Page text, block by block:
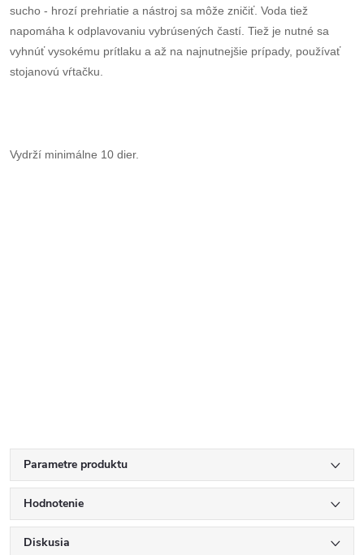
sucho - hrozí prehriatie a nástroj sa môže zničiť. Voda tiež
napomáha k odplavovaniu vybrúsených častí. Tiež je nutné sa
vyhnúť vysokému prítlaku a až na najnutnejšie prípady, používať
stojanovú vŕtačku.
Vydrží minimálne 10 dier.
Parametre produktu
Hodnotenie
Diskusia